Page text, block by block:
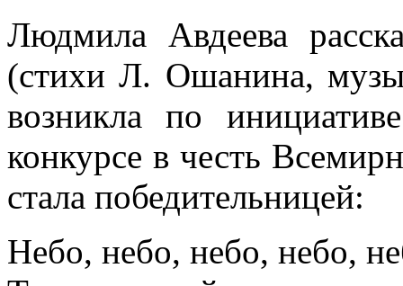
Людмила Авдеева
(стихи Л. Ошанина,
возникла по
конкурсе в честь
стала победительницей:
Небо, небо, небо, небо,